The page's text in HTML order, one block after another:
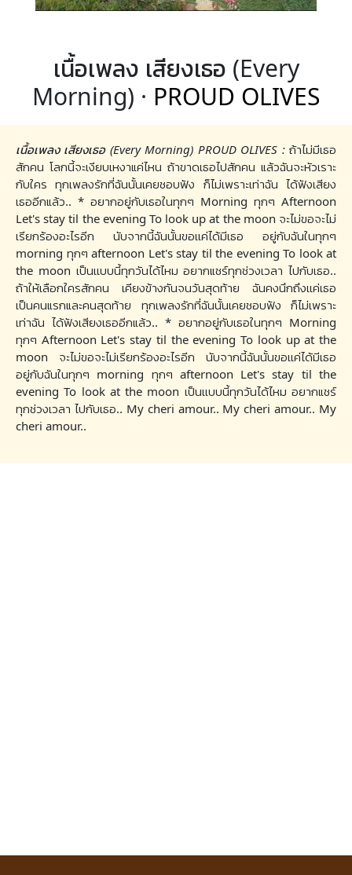
เนื้อเพลง เสียงเธอ (Every
Morning) · PROUD OLIVES
เนื้อเพลง เสียงเธอ (Every Morning) PROUD OLIVES : ถ้าไม่มีเธอ
สักคน โลกนี้จะเงียบเหงาแค่ไหน ถ้าขาดเธอไปสักคน แล้วฉันจะหัวเราะ
กับใคร ทุกเพลงรักที่ฉันนั้นเคยชอบฟัง ก็ไม่เพราะเท่าฉัน ได้ฟังเสียง
เธออีกแล้ว.. * อยากอยู่กับเธอในทุกๆ Morning ทุกๆ Afternoon
Let's stay til the evening To look up at the moon จะไม่ขอจะไม่
เรียกร้องอะไรอีก นับจากนี้ฉันนั้นขอเเค่ได้มีเธอ อยู่กับฉันในทุกๆ
morning ทุกๆ afternoon Let's stay til the evening To look at
the moon เป็นเเบบนี้ทุกวันได้ไหม อยากแชร์ทุกช่วงเวลา ไปกับเธอ..
ถ้าให้เลือกใครสักคน เคียงข้างกันจนวันสุดท้าย ฉันคงนึกถึงเเค่เธอ
เป็นคนแรกและคนสุดท้าย ทุกเพลงรักที่ฉันนั้นเคยชอบฟัง ก็ไม่เพราะ
เท่าฉัน ได้ฟังเสียงเธออีกแล้ว.. * อยากอยู่กับเธอในทุกๆ Morning
ทุกๆ Afternoon Let's stay til the evening To look up at the
moon จะไม่ขอจะไม่เรียกร้องอะไรอีก นับจากนี้ฉันนั้นขอเเค่ได้มีเธอ
อยู่กับฉันในทุกๆ morning ทุกๆ afternoon Let's stay til the
evening To look at the moon เป็นเเบบนี้ทุกวันได้ไหม อยากแชร์
ทุกช่วงเวลา ไปกับเธอ.. My cheri amour.. My cheri amour.. My
cheri amour..